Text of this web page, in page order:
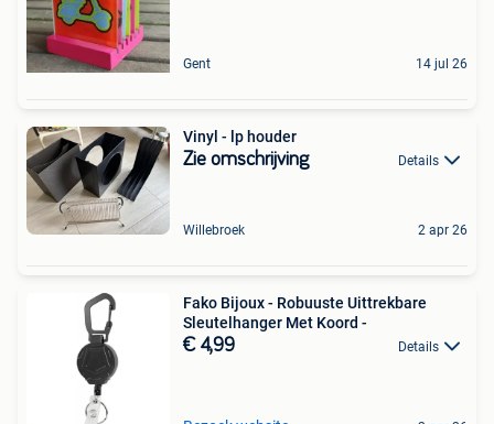
Gent 14 jul 26
Vinyl - lp houder
Zie omschrijving Details
Willebroek 2 apr 26
Fako Bijoux - Robuuste Uittrekbare
Sleutelhanger Met Koord -
€ 4,99 Details